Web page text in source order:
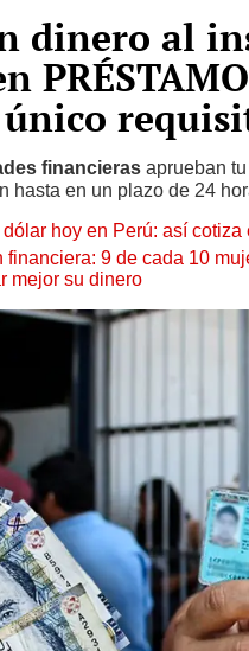
dinero al
financieras aprueban
hasta en un plazo de 24
hoy en Perú: así
financiera: 9 de cada 10
mejor su dinero